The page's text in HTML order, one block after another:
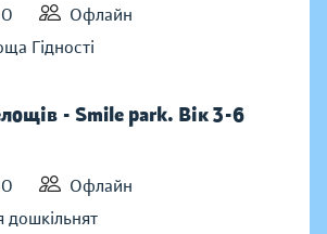
Офлайн
Гідності
- Smile park. Вік 3-6
Офлайн
дошкільнят